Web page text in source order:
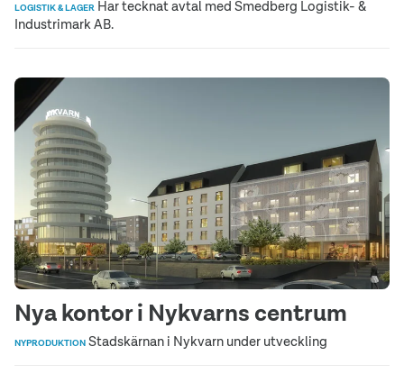
LOGISTIK & LAGER Har tecknat avtal med Smedberg Logistik- &
Industrimark AB.
Nya kontor i Nykvarns centrum
NYPRODUKTION Stadskärnan i Nykvarn under utveckling